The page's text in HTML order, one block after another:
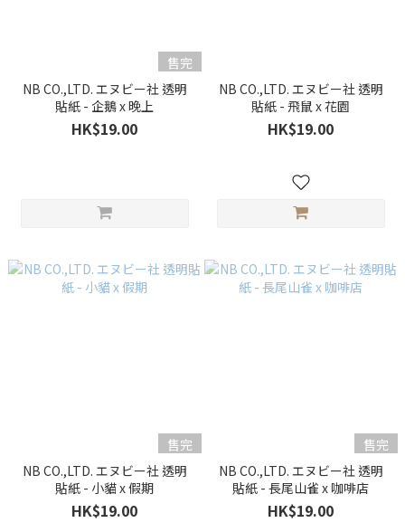
售完
NB CO.,LTD. エヌビー社 透明
貼紙 - 企鵝 x 晚上
HK$19.00
NB CO.,LTD. エヌビー社 透明
貼紙 - 飛鼠 x 花園
HK$19.00
售完
NB CO.,LTD. エヌビー社 透明
貼紙 - 小貓 x 假期
HK$19.00
售完
NB CO.,LTD. エヌビー社 透明
貼紙 - 長尾山雀 x 咖啡店
HK$19.00